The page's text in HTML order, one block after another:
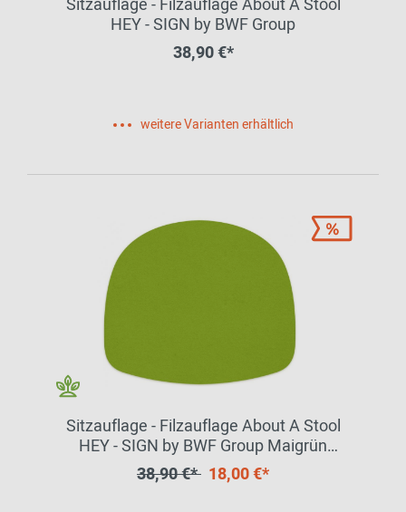
Sitzauflage - Filzauflage About A Stool
HEY - SIGN by BWF Group
38,90 €*
weitere Varianten erhältlich
Sitzauflage - Filzauflage About A Stool
HEY - SIGN by BWF Group Maigrün
EINZELSTÜCK
38,90 €* 18,00 €*